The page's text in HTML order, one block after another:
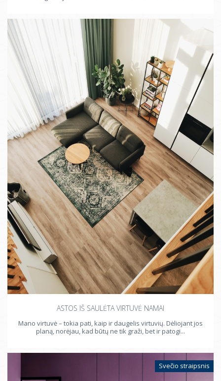
ASTOS IŠ SAULĖTA VIRTUVĖ NAMAI
Mano virtuvė – tokia pati, kaip ir daugelis virtuvių. Dėliojant jos
planą, norėjau, kad būtų ne tik graži, bet ir patogi...
Svečio straipsnis